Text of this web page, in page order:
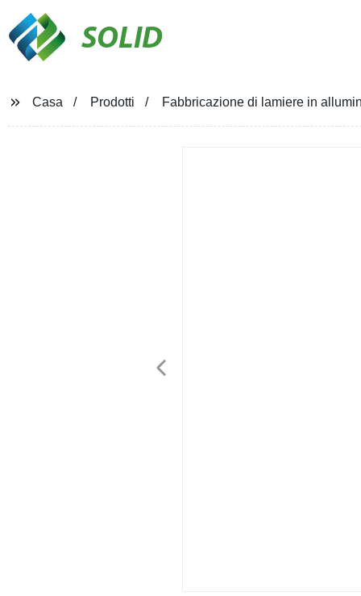
SOLID
Casa Prodotti Fabbricazione di lamiere in